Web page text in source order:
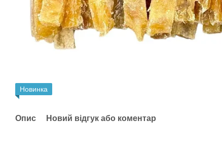
Новинка
Опис Новий відгук або коментар